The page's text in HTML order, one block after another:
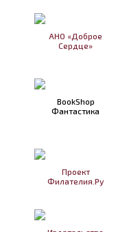
АНО «Доброе
Сердце»
BookShop
Фантастика
Проект
Филателия.Ру